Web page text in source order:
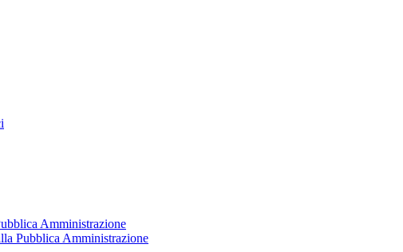
Amministrazione
Pubblica Amministrazione